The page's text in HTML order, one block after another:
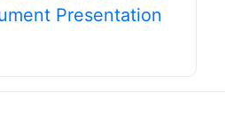
Presentation